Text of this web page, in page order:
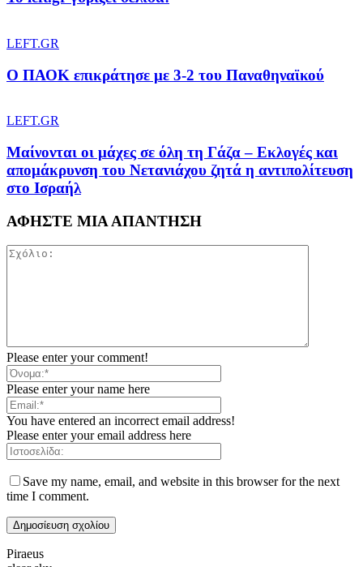
LEFT.GR
Ο ΠΑΟΚ επικράτησε με 3-2 του Παναθηναϊκού
LEFT.GR
Μαίνονται οι μάχες σε όλη τη Γάζα – Eκλογές και
απομάκρυνση του Νετανιάχου ζητά η αντιπολίτευση
στο Ισραήλ
ΑΦΗΣΤΕ ΜΙΑ ΑΠΑΝΤΗΣΗ
Please enter your comment!
Please enter your name here
You have entered an incorrect email address!
Please enter your email address here
Save my name, email, and website in this browser for the next
time I comment.
Piraeus